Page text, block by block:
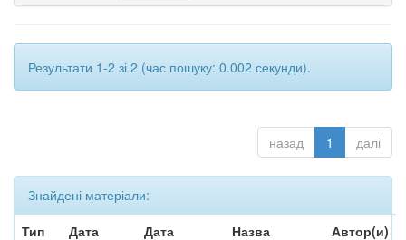
Результати 1-2 зі 2 (час пошуку: 0.002 секунди).
назад 1 далі
Знайдені матеріали:
Тип
Дата
Дата
Назва Автор(и)